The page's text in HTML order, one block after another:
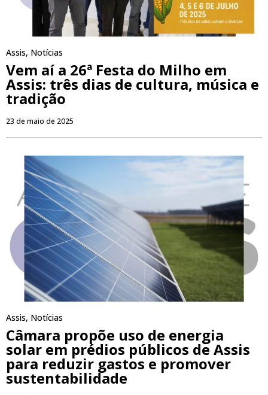
Assis, Notícias
Vem aí a 26ª Festa do Milho em
Assis: três dias de cultura, música e
tradição
23 de maio de 2025
Assis, Notícias
Câmara propõe uso de energia
solar em prédios públicos de Assis
para reduzir gastos e promover
sustentabilidade